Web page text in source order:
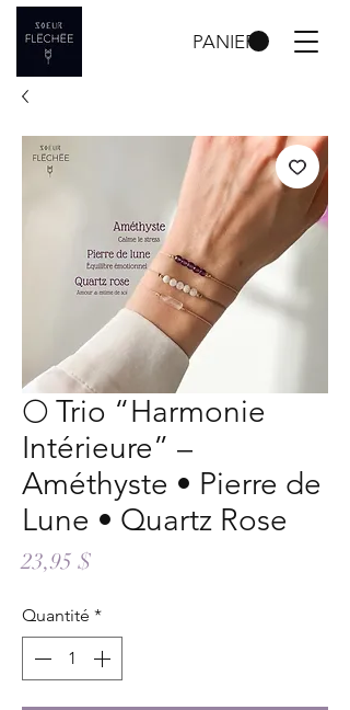
PANIER
🌕 Trio “Harmonie
Intérieure” –
Améthyste • Pierre de
Lune • Quartz Rose
23,95 $
Quantité *